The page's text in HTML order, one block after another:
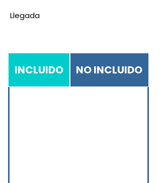
Llegada
INCLUIDO NO INCLUIDO